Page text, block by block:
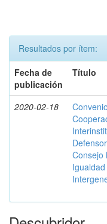
Resultados por ítem:
Fecha de
publicación
Título
2020-02-18
Consejo
Igualdad